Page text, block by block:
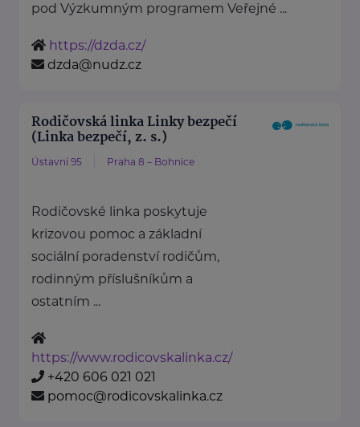
pod Výzkumným programem Veřejné ...
https://dzda.cz/
dzda@nudz.cz
Rodičovská linka Linky bezpečí
(Linka bezpečí, z. s.)
Ústavní 95 Praha 8 – Bohnice
Rodičovské linka poskytuje
krizovou pomoc a základní
sociální poradenství rodičům,
rodinným příslušníkům a
ostatním ...
https://www.rodicovskalinka.cz/
+420 606 021 021
pomoc@rodicovskalinka.cz